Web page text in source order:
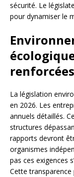
sécurité. Le
pour dynamiser le
renforcées
La législation
en 2026. Les
annuels détaillés.
structures
rapports devront
organismes
pas ces exigences
Cette